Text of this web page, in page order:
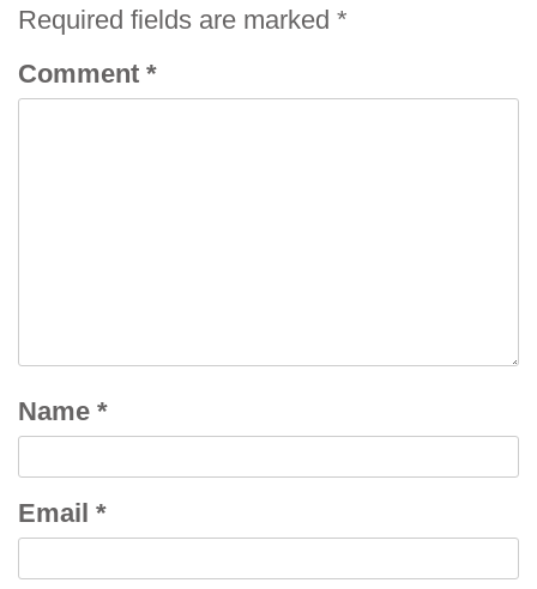
Required fields are marked *
Comment *
Name *
Email *